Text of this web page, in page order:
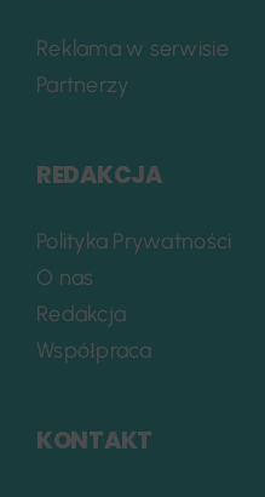
Reklama w serwisie
Partnerzy
REDAKCJA
Polityka Prywatności
O nas
Redakcja
Współpraca
KONTAKT